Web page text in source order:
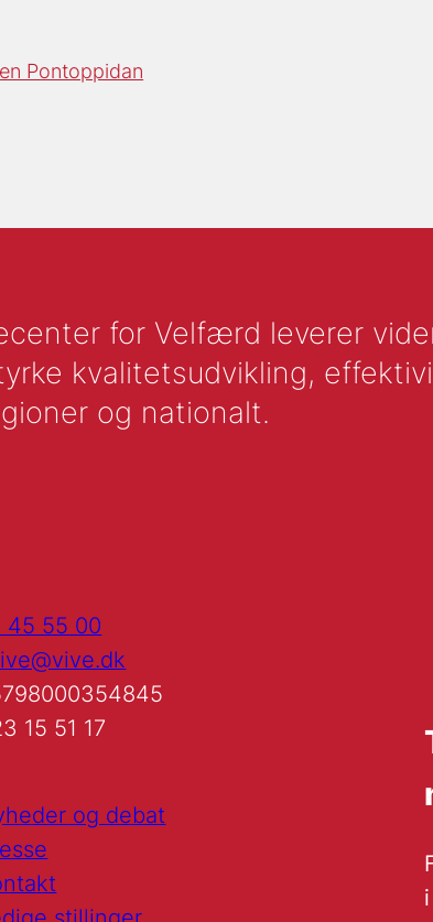
Pontoppidan
for Velfærd leverer
kvalitetsudvikling,
og nationalt.
45 55 00
15 51 17
og debat